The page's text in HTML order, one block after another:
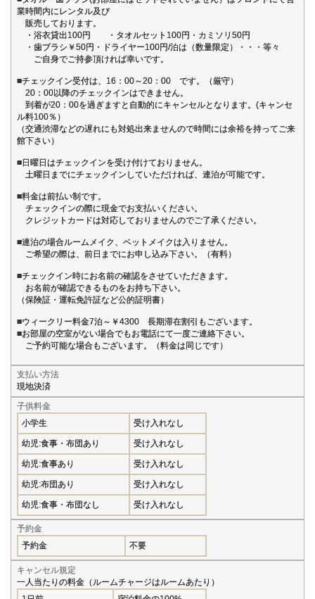
業時間内にレンタル及び
販売しております。
・浴衣貸出100円 ・タオルセット100円・カミソリ50円
・歯ブラシ￥50円・ドライヤー100円/泊は（数量限定）・・・等々
ご自身でご持参頂ければ幸いです。
■チェックイン受付は、16：00～20：00 です。（厳守）
20：00以降のチェックインはできません。
到着が20：00を過ぎますと自動的にキャンセルとなります。(キャンセ
ル料100％）
（交通渋滞などの遅れにも対処出来ませんので時間には余裕を持ってご来
館下さい）
■日曜日はチェックインを受け付けておりません。
土曜日までにチェックインしていただければ、連泊が可能です。
■料金は前払い制です。
チェックインの際に現金でお支払いください。
クレジットカードは対応しておりませんのでご了承ください。
■連泊の場合ルームメイク、ベットメイクは入りません。
ご希望の際は、前日までにお申し込み下さい。（有料）
■チェックイン時にお名前の確認をさせていただきます。
お名前が確認できるものをお持ち下さい。
（保険証・運転免許証など公的証明書）
■ウィークリー料金7泊～￥4300 長期滞在割引もございます。
■お部屋の空室がない場合でもお電話にて一度ご連絡下さい。
ご予約可能な場合もございます。（料金は同じです）
支払い方法
現地決済
子供料金
小学生
受け入れなし
幼児:食事・布団あり 受け入れなし
幼児:食事あり 受け入れなし
幼児:布団あり 受け入れなし
幼児:食事・布団なし 受け入れなし
予約金
予約金
不要
キャンセル規定
一人当たりの料金（ルームチャージはルームあたり）